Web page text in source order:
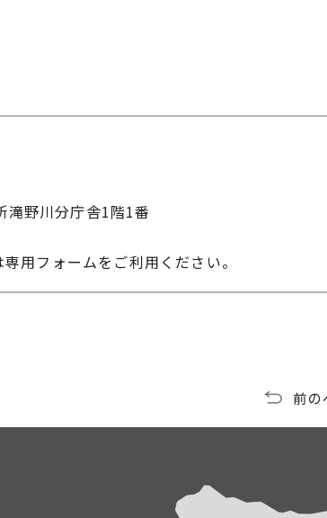
野川分庁舎1階1番
用フォームをご利用ください。
前の